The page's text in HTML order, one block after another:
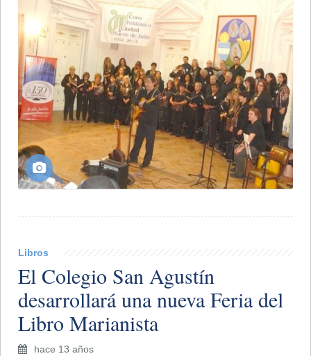
Libros
El Colegio San Agustín
desarrollará una nueva Feria del
Libro Marianista
hace 13 años